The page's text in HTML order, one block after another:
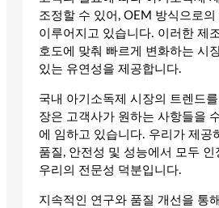
조정할 수 있어, OEM 방식으로의
이루어지고 있습니다. 이러한 제
호도에 맞춰 빠르게 변화하는 시
있는 유연성을 제공합니다.
국내 아기소독제 시장의 트렌드
장은 고객사가 원하는 사항들을
에 임하고 있습니다. 우리가 제공
품질, 안전성 및 성능에서 모두 인
우리의 전문성 덕분입니다.
지속적인 연구와 품질 개선을 통